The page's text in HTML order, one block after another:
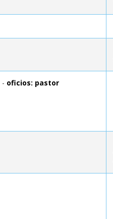
- oficios: pastor